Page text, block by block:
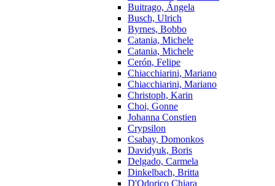
Buitrago, Ángela
Busch, Ulrich
Byrnes, Bobbo
Catania, Michele
Catania, Michele
Cerón, Felipe
Chiacchiarini, Mariano
Chiacchiarini, Mariano
Christoph, Karin
Choi, Gonne
Johanna Constien
Crypsilon
Csabay, Domonkos
Davidyuk, Boris
Delgado, Carmela
Dinkelbach, Britta
D'Odorico Chiara